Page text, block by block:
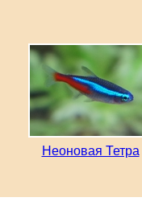
Неоновая Тетра